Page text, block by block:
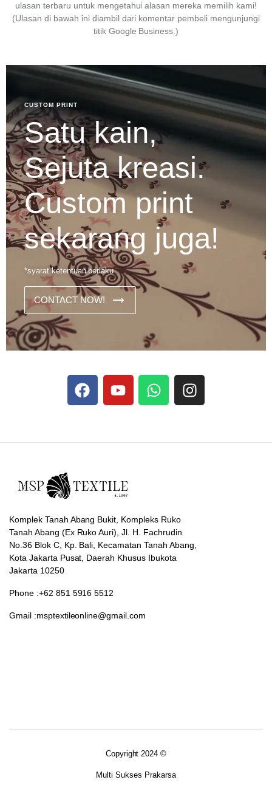
ulasan terbaru untuk mengetahui alasan mereka memilih kami!
(Ulasan di bawah ini diambil dari komentar pembeli mengunjungi
titik Google Business.)
CUSTOM PRINT
Satu kain,
Sejuta kreasi.
Custom print
sekarang juga!
*syarat ketentuan berlaku
CONTACT NOW!
francophones.
Komplek Tanah Abang Bukit, Kompleks Ruko
Tanah Abang (Ex Ruko Auri), Jl. H. Fachrudin
No.36 Blok C, Kp. Bali, Kecamatan Tanah Abang,
Kota Jakarta Pusat, Daerah Khusus Ibukota
Jakarta 10250
Phone :+62 851 5916 5512
Gmail :msptextileonline@gmail.com
Copyright 2024 ©
Multi Sukses Prakarsa